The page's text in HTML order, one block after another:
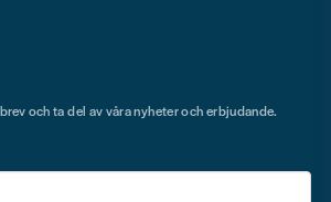
och ta del av våra nyheter och erbjudande.